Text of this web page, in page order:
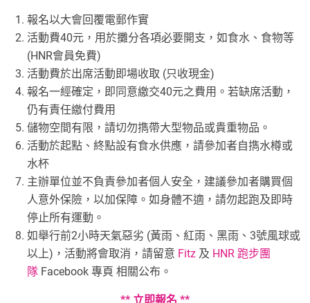
報名以大會回覆電郵作實
活動費40元，用於攤分各項必要開支，如食水、食物等
(HNR會員免費)
活動費於出席活動即場收取 (只收現金)
報名一經確定，即同意繳交40元之費用。若缺席活動，
仍有責任繳付費用
儲物空間有限，請切勿擕帶大型物品或貴重物品。
活動於起點、終點設有食水供應，請參加者自擕水樽或
水杯
主辦單位並不負責參加者個人安全，建議參加者購買個
人意外保險，以加保障。如身體不適，請勿起跑及即時
停止所有運動。
如舉行前2小時天氣惡劣 (黃雨、紅雨、黑雨、3號風球或
以上)，活動將會取消，請留意 Fitz 及 HNR 跑步團
隊 Facebook 專頁 相關公布。
** 立即報名 **